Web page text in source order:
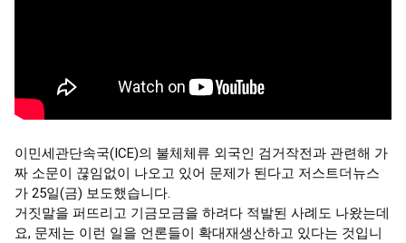
이민세관단속국(ICE)의 불체체류 외국인 검거작전과 관련해 가
짜 소문이 끊임없이 나오고 있어 문제가 된다고 저스트더뉴스
가 25일(금) 보도했습니다.
거짓말을 퍼뜨리고 기금모금을 하려다 적발된 사례도 나왔는데
요, 문제는 이런 일을 언론들이 확대재생산하고 있다는 것입니